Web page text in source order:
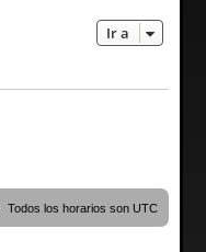
Ir a
Todos los horarios sonUTC